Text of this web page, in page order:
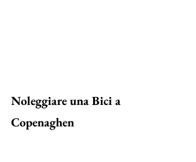
Noleggiare una Bici a
Copenaghen